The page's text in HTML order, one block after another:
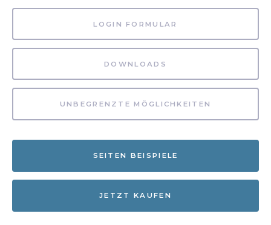
LOGIN FORMULAR
DOWNLOADS
UNBEGRENZTE MÖGLICHKEITEN
SEITEN BEISPIELE
JETZT KAUFEN